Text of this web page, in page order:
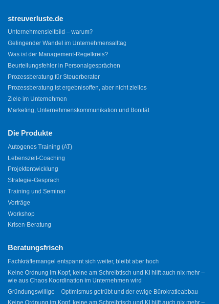
streuverluste.de
Unternehmensleitbild – warum?
Gelingender Wandel im Unternehmensalltag
Was ist der Management-Regelkreis?
Beurteilungsfehler in Personalgesprächen
Prozessberatung für Steuerberater
Prozessberatung ist ergebnisoffen, aber nicht ziellos
Ziele im Unternehmen
Marketing, Unternehmenskommunikation und Bonität
Die Produkte
Autogenes Training (AT)
Lebenszeit-Coaching
Projektentwicklung
Strategie-Gespräch
Training und Seminar
Vorträge
Workshop
Krisen-Beratung
Beratungsfrisch
Fachkräftemangel entspannt sich weiter, bleibt aber hoch
Keine Ordnung im Kopf, keine am Schreibtisch und KI hilft auch nix mehr –
wie aus Chaos Koordination im Unternehmen wird
Gründungswillige – Optimismus getrübt und der ewige Bürokratieabbau